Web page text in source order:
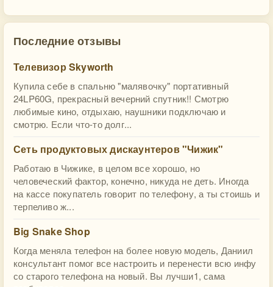
Последние отзывы
Телевизор Skyworth
Купила себе в спальню "малявочку" портативный
24LP60G, прекрасный вечерний спутник!! Смотрю
любимые кино, отдыхаю, наушники подключаю и
смотрю. Если что-то долг...
Сеть продуктовых дискаунтеров "Чижик"
Работаю в Чижике, в целом все хорошо, но
человеческий фактор, конечно, никуда не деть. Иногда
на кассе покупатель говорит по телефону, а ты стоишь и
терпеливо ж...
Big Snake Shop
Когда меняла телефон на более новую модель, Даниил
консультант помог все настроить и перенести всю инфу
со старого телефона на новый. Вы лучши1, сама